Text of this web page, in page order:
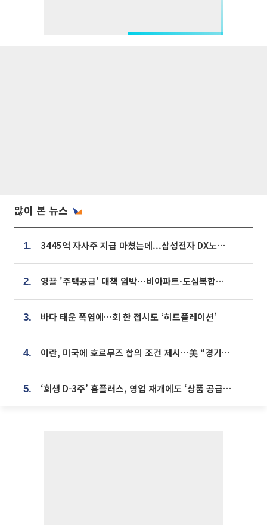
많이 본 뉴스
1. 3445억 자사주 지급 마쳤는데...삼성전자 DX노조, 뒤늦은 '떼쓰기 집회'
2. 영끌 '주택공급' 대책 임박⋯비아파트·도심복합까지 총동원
3. 바다 태운 폭염에…회 한 접시도 ‘히트플레이션’
4. 이란, 미국에 호르무즈 합의 조건 제시…美 “경기 아직 안 끝나” [종합]
5. ‘회생 D-3주’ 홈플러스, 영업 재개에도 ‘상품 공급망’ 복구가 생존 관건